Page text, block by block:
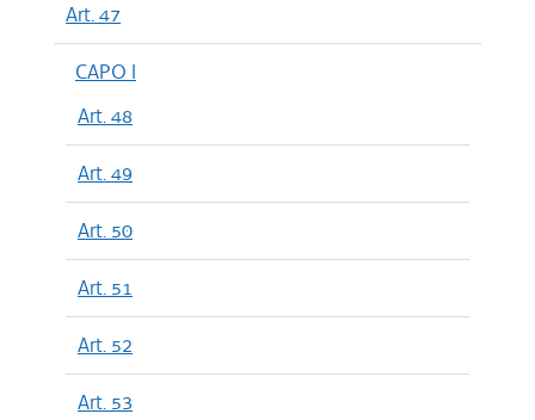
Art. 47
CAPO I
Art. 48
Art. 49
Art. 50
Art. 51
Art. 52
Art. 53